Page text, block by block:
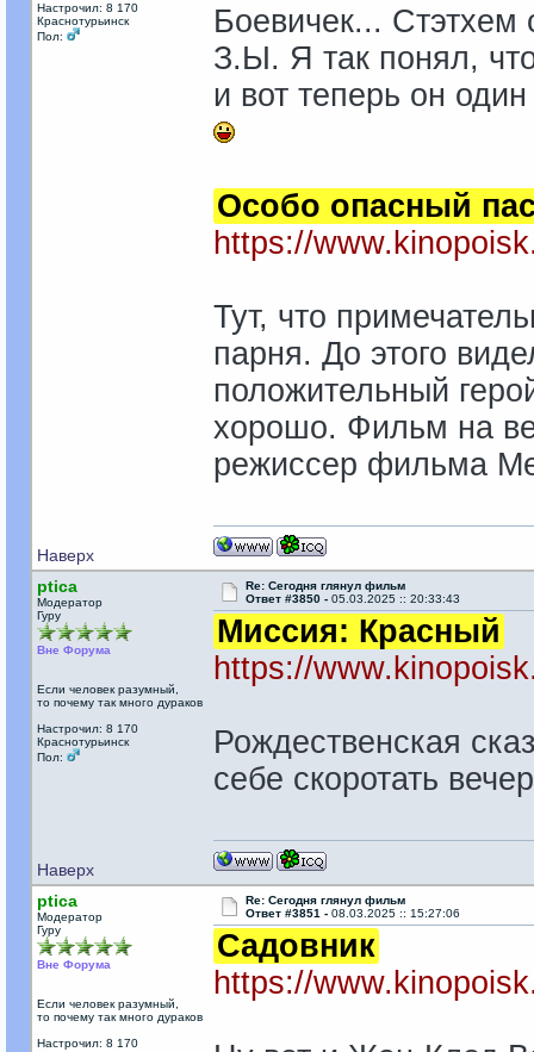
Настрочил: 8 170
Краснотурьинск
Пол:
Боевичек... Стэтхем
З.Ы. Я так понял,
и вот теперь он
Особо опасный
https://
Тут, что
парня. До этого
положительный
хорошо. Фильм на
режиссер фильма
Наверх
ptica
Модератор
Гуру
Вне Форума
Если человек разумный,
то почему так много дураков
Настрочил: 8 170
Краснотурьинск
Пол:
Re: Сегодня глянул фильм
Ответ #3850 - 05.03.2025 :: 20:33:43
Миссия: Красный
https://
Рождественская
себе скоротать
Наверх
ptica
Модератор
Гуру
Вне Форума
Если человек разумный,
то почему так много дураков
Настрочил: 8 170
Re: Сегодня глянул фильм
Ответ #3851 - 08.03.2025 :: 15:27:06
Садовник
https://